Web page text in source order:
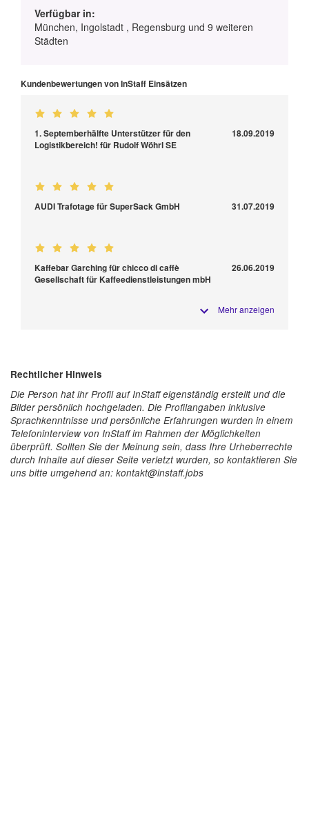
Verfügbar in:
München, Ingolstadt , Regensburg und 9 weiteren
Städten
Kundenbewertungen von InStaff Einsätzen
1. Septemberhälfte Unterstützer für den
Logistikbereich! für Rudolf Wöhrl SE
18.09.2019
AUDI Trafotage für SuperSack GmbH 31.07.2019
Kaffebar Garching für chicco di caffè
Gesellschaft für Kaffeedienstleistungen mbH
26.06.2019
Mehr anzeigen
Rechtlicher Hinweis
Die Person hat ihr Profil auf InStaff eigenständig erstellt und die
Bilder persönlich hochgeladen. Die Profilangaben inklusive
Sprachkenntnisse und persönliche Erfahrungen wurden in einem
Telefoninterview von InStaff im Rahmen der Möglichkeiten
überprüft. Sollten Sie der Meinung sein, dass Ihre Urheberrechte
durch Inhalte auf dieser Seite verletzt wurden, so kontaktieren Sie
uns bitte umgehend an: kontakt@instaff.jobs